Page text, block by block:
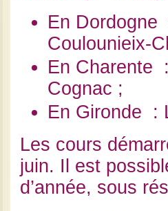
En Dordogne
Coulounieix-
En Charente
Cognac ;
En Gironde :
Les cours
juin. Il est
d’année, sous